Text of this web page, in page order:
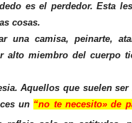
es el perdedor. Esta
cosas.
una camisa, peinarte,
alto miembro del cuerpo
Aquellos que suelen ser
un “no te necesito» de